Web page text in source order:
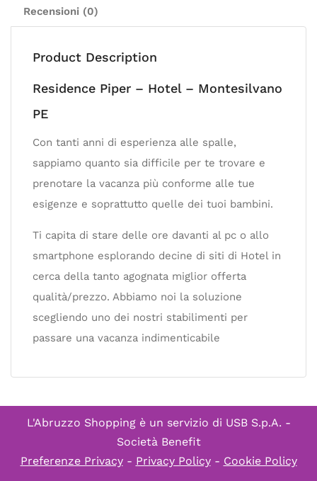
Recensioni (0)
Product Description
Residence Piper – Hotel – Montesilvano
PE
Con tanti anni di esperienza alle spalle,
sappiamo quanto sia difficile per te trovare e
prenotare la vacanza più conforme alle tue
esigenze e soprattutto quelle dei tuoi bambini.
Ti capita di stare delle ore davanti al pc o allo
smartphone esplorando decine di siti di Hotel in
cerca della tanto agognata miglior offerta
qualità/prezzo. Abbiamo noi la soluzione
scegliendo uno dei nostri stabilimenti per
passare una vacanza indimenticabile
L'Abruzzo Shopping è un servizio di USB S.p.A. -
Società Benefit
Preferenze Privacy- Privacy Policy- Cookie Policy